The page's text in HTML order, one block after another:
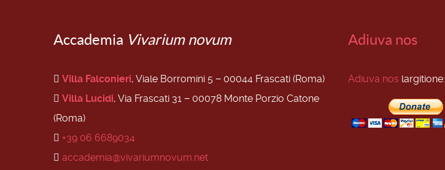
Accademia Vivarium novum
Villa Falconieri, Viale Borromini 5 − 00044 Frascati (Roma)
Villa Lucidi, Via Frascati 31 − 00078 Monte Porzio Catone
(Roma)
+39 06 6689034
accademia@vivariumnovum.net
Adiuva nos
Adiuva nos largitione: